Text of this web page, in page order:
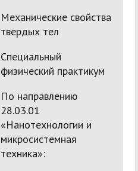
Механические свойства
твердых тел
Специальный
физический практикум
По направлению
28.03.01
«Нанотехнологии и
микросистемная
техника»: